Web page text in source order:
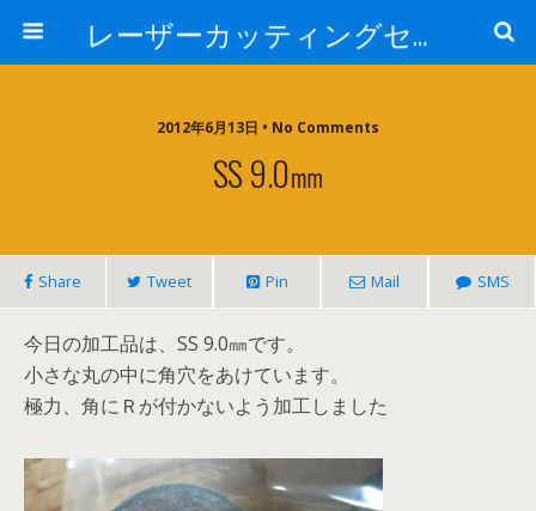
レーザーカッティングセンター 株式会社 中本鉄工所
2012年6月13日 • No Comments
SS 9.0㎜
Share Tweet Pin Mail SMS
今日の加工品は、SS 9.0㎜です。
小さな丸の中に角穴をあけています。
極力、角にＲが付かないよう加工しました